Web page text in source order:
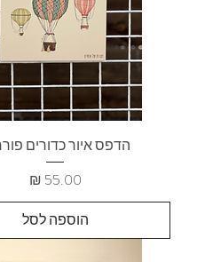
הדפס איור כדורים
מחיר
הוספה לסל